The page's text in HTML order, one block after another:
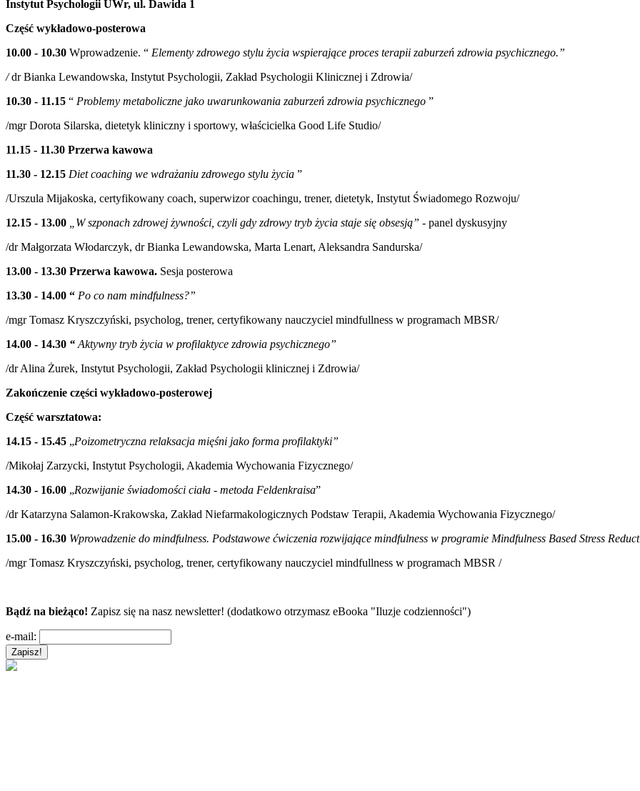
Instytut Psychologii UWr, ul. Dawida 1
Część wykładowo-posterowa
10.00 - 10.30 Wprowadzenie. “ Elementy zdrowego stylu życia wspierające proces terapii zaburzeń zdrowia psychicznego.”
/dr Bianka Lewandowska, Instytut Psychologii, Zakład Psychologii Klinicznej i Zdrowia/
10.30 - 11.15 “ Problemy metaboliczne jako uwarunkowania zaburzeń zdrowia psychicznego ”
/mgr Dorota Silarska, dietetyk kliniczny i sportowy, właścicielka Good Life Studio/
11.15 - 11.30 Przerwa kawowa
11.30 - 12.15 Diet coaching we wdrażaniu zdrowego stylu życia ”
/Urszula Mijakoska, certyfikowany coach, superwizor coachingu, trener, dietetyk, Instytut Świadomego Rozwoju/
12.15 - 13.00
„W szponach zdrowej żywności, czyli gdy zdrowy tryb życia staje się obsesją” - panel dyskusyjny
/dr Małgorzata Włodarczyk, dr Bianka Lewandowska, Marta Lenart, Aleksandra Sandurska/
13.00 - 13.30 Przerwa kawowa. Sesja posterowa
13.30 - 14.00 “ Po co nam mindfulness?”
/mgr Tomasz Kryszczyński, psycholog, trener, certyfikowany nauczyciel mindfullness w programach MBSR/
14.00 - 14.30 “ Aktywny tryb życia w profilaktyce zdrowia psychicznego”
/dr Alina Żurek, Instytut Psychologii, Zakład Psychologii klinicznej i Zdrowia/
Zakończenie części wykładowo-posterowej
Część warsztatowa:
14.15 - 15.45 „Poizometryczna relaksacja mięśni jako forma profilaktyki”
/Mikołaj Zarzycki, Instytut Psychologii, Akademia Wychowania Fizycznego/
14.30 - 16.00 „Rozwijanie świadomości ciała - metoda Feldenkraisa”
/dr Katarzyna Salamon-Krakowska, Zakład Niefarmakologicznych Podstaw Terapii, Akademia Wychowania Fizycznego/
15.00 - 16.30 Wprowadzenie do mindfulness. Podstawowe ćwiczenia rozwijające mindfulness w programie Mindfulness Based Stress
/mgr Tomasz Kryszczyński, psycholog, trener, certyfikowany nauczyciel mindfullness w programach MBSR /
Bądź na bieżąco! Zapisz się na nasz newsletter! (dodatkowo otrzymasz eBooka "Iluzje codzienności")
e-mail: